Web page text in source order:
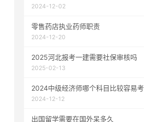
2024-12-02
零售药店执业药师职责
2024-12-20
2025河北报考一建需要社保审核吗
2025-02-13
2024中级经济师哪个科目比较容易考
2024-12-12
出国留学需要在国外呆多久